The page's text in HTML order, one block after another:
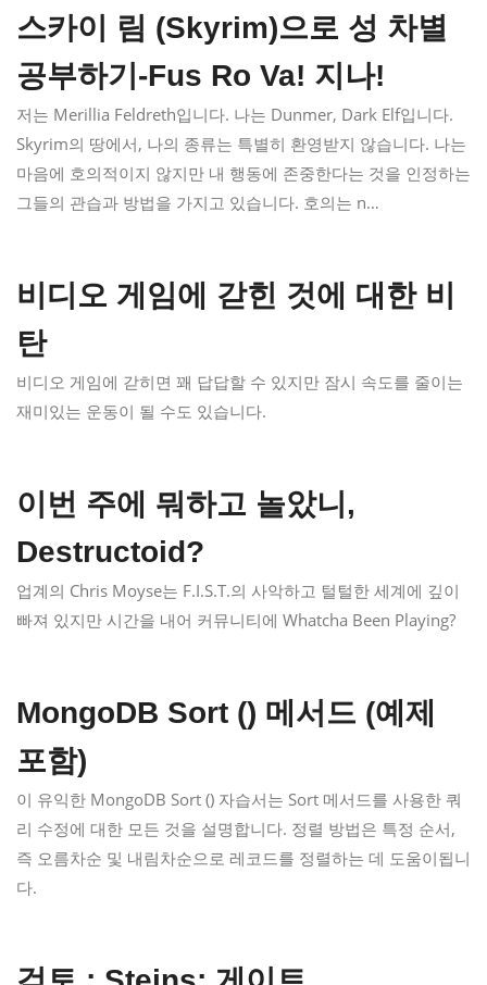
스카이 림 (Skyrim)으로 성 차별
공부하기-Fus Ro Va! 지나!
저는 Merillia Feldreth입니다. 나는 Dunmer, Dark Elf입니다.
Skyrim의 땅에서, 나의 종류는 특별히 환영받지 않습니다. 나는
마음에 호의적이지 않지만 내 행동에 존중한다는 것을 인정하는
그들의 관습과 방법을 가지고 있습니다. 호의는 n…
비디오 게임에 갇힌 것에 대한 비
탄
비디오 게임에 갇히면 꽤 답답할 수 있지만 잠시 속도를 줄이는
재미있는 운동이 될 수도 있습니다.
이번 주에 뭐하고 놀았니,
Destructoid?
업계의 Chris Moyse는 F.I.S.T.의 사악하고 털털한 세계에 깊이
빠져 있지만 시간을 내어 커뮤니티에 Whatcha Been Playing?
MongoDB Sort () 메서드 (예제
포함)
이 유익한 MongoDB Sort () 자습서는 Sort 메서드를 사용한 쿼
리 수정에 대한 모든 것을 설명합니다. 정렬 방법은 특정 순서,
즉 오름차순 및 내림차순으로 레코드를 정렬하는 데 도움이됩니
다.